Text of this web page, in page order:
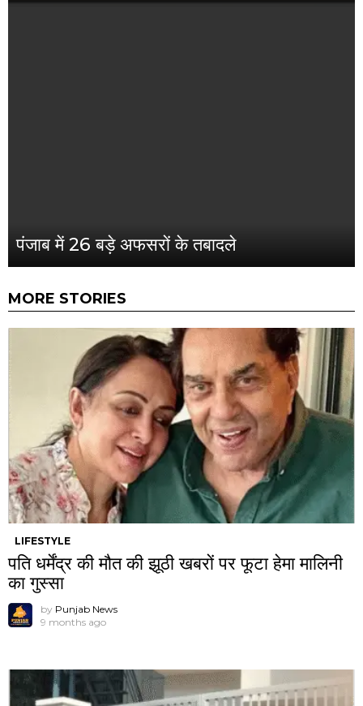
पंजाब में 26 बड़े अफसरों के तबादले
MORE STORIES
LIFESTYLE
पति धर्मेंद्र की मौत की झूठी खबरों पर फूटा हेमा मालिनी
का गुस्सा
by Punjab News
9 months ago